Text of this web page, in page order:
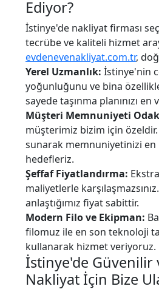
Ediyor?
İstinye'de nakliyat firması
tecrübe ve kaliteli hizmet
evdenevenakliyat.com.tr,
Yerel Uzmanlık: İstinye'nin
yoğunluğunu ve bina
sayede taşınma planınızı
Müşteri Memnuniyeti
müşterimiz bizim için
sunarak memnuniyetinizi en
hedefleriz.
Şeffaf Fiyatlandırma:
maliyetlerle
anlaştığımız fiyat sabittir.
Modern Filo ve Ekipman:
filomuz ile en son teknoloji
kullanarak hizmet veriyoruz.
İstinye'de Güvenilir
Nakliyat İçin Bize